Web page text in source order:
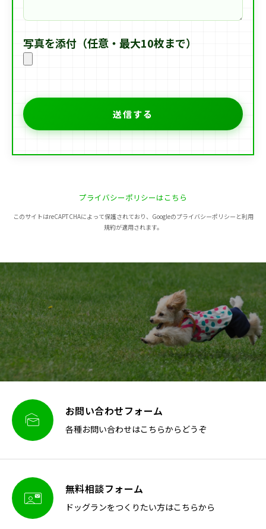
写真を添付（任意・最大10枚まで）
プライバシーポリシーはこちら
このサイトはreCAPTCHAによって保護されており、Googleのプライバシーポリシーと利用
規約が適用されます。
 お問い合わせフォーム
各種お問い合わせはこちらからどうぞ
 無料相談フォーム
ドッグランをつくりたい方はこちらから